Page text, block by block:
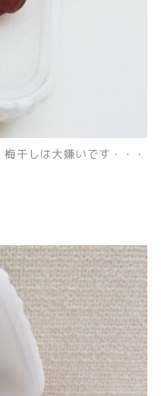
干しは大嫌いです・・・